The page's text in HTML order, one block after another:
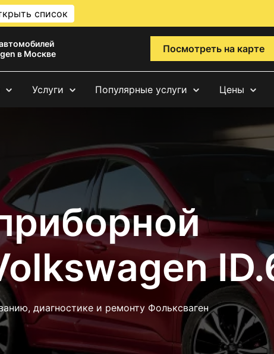
список
в Москве
Посмотреть на карте
Услуги Популярные услуги Цены
диагностике и ремонту Фольксваген